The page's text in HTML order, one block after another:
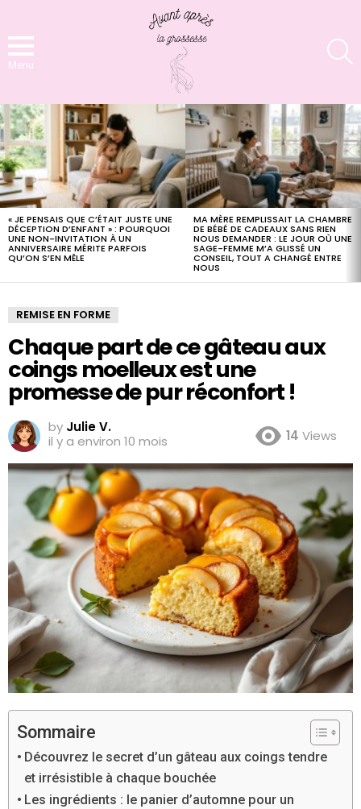
Menu
LATEST
STORIES
« JE PENSAIS QUE C’ÉTAIT JUSTE UNE
DÉCEPTION D’ENFANT » : POURQUOI
UNE NON-INVITATION À UN
ANNIVERSAIRE MÉRITE PARFOIS
QU’ON S’EN MÊLE
MA MÈRE REMPLISSAIT LA CHAMBRE
DE BÉBÉ DE CADEAUX SANS RIEN
NOUS DEMANDER : LE JOUR OÙ UNE
SAGE-FEMME M’A GLISSÉ UN
CONSEIL, TOUT A CHANGÉ ENTRE
NOUS
REMISE EN FORME
Chaque part de ce gâteau aux
coings moelleux est une
promesse de pur réconfort !
by Julie V.
il y a environ 10 mois
14 Views
Sommaire
Découvrez le secret d’un gâteau aux coings tendre
et irrésistible à chaque bouchée
Les ingrédients : le panier d’automne pour un